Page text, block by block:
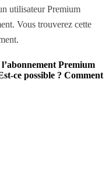
utilisateur Premium
Vous trouverez cette
Premium
ce possible ? Comment